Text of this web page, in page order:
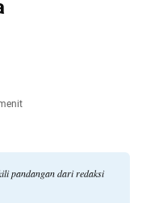
pandangan dari redaksi